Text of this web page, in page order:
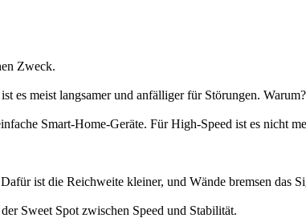
Zweck.
meist langsamer und anfälliger für Störungen.
Smart-Home-Geräte. Für High-Speed ist es nicht
ist die Reichweite kleiner, und Wände bremsen das
Sweet Spot zwischen Speed und Stabilität.